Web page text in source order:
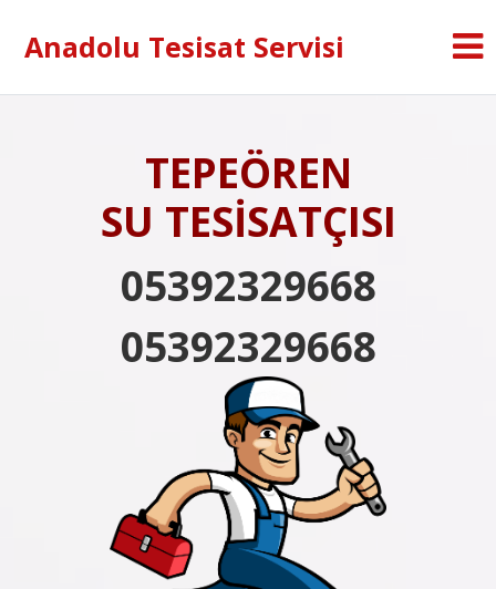
Anadolu Tesisat Servisi
TEPEÖREN
SU TESİSATÇISI
05392329668
05392329668